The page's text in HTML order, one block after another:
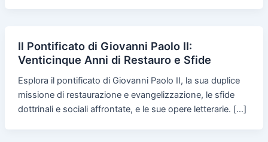
Il Pontificato di Giovanni Paolo II:
Venticinque Anni di Restauro e Sfide
Esplora il pontificato di Giovanni Paolo II, la sua duplice
missione di restaurazione e evangelizzazione, le sfide
dottrinali e sociali affrontate, e le sue opere letterarie. […]